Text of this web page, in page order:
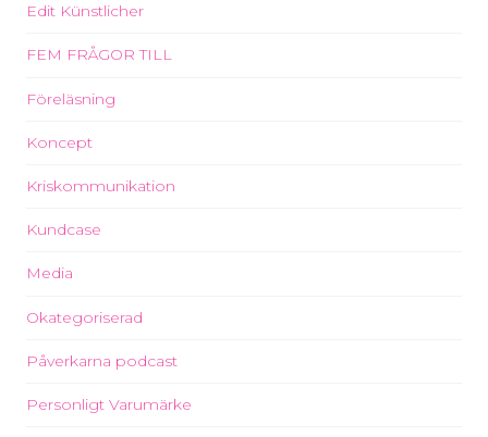
Edit Künstlicher
FEM FRÅGOR TILL
Föreläsning
Koncept
Kriskommunikation
Kundcase
Media
Okategoriserad
Påverkarna podcast
Personligt Varumärke